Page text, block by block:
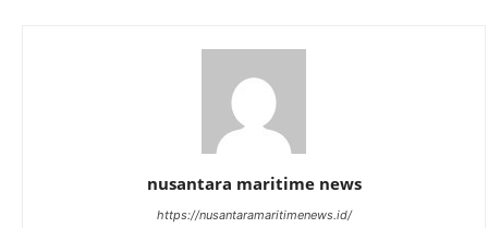
nusantara maritime news
https://nusantaramaritimenews.id/